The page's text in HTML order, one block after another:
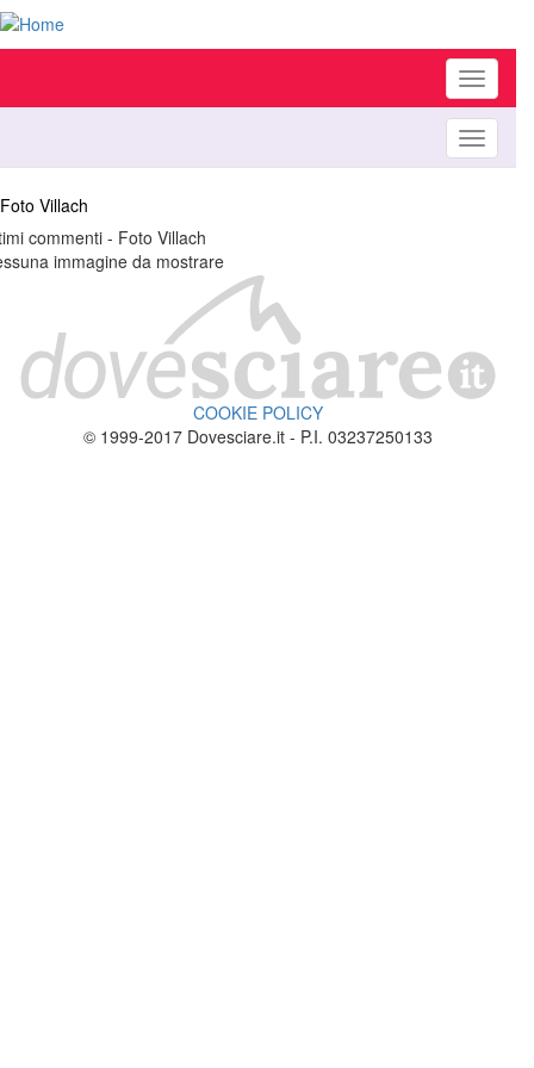
Toggle
Toggle
Foto Villach
commenti - Foto Villach
immagine da mostrare
COOKIE POLICY
© 1999-2017 Dovesciare.it - P.I. 03237250133